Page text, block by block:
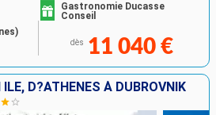
Gastronomie Ducasse
Conseil
dès 11 040 €
D?ATHÈNES À DUBROVNIK